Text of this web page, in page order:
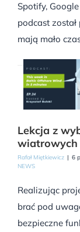
Spotify,
podcast
mają mało
Lekcja z
wiatrowych
Rafał Miętkiewicz | 6
NEWS
Realizując
brać pod
bezpieczne